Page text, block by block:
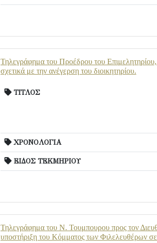
Τηλεγράφημα του Προέδρου του
σχετικά με την ανέγερση του διοικητηρίου.
ΤΙΤΛΟΣ
ΧΡΟΝΟΛΟΓΙΑ
ΕΙΔΟΣ ΤΕΚΜΗΡΙΟΥ
Τηλεγράφημα του Ν. Τουμπουρου προς τον
υποστήριξη του Κόμματος των Φιλελευθέρων σε